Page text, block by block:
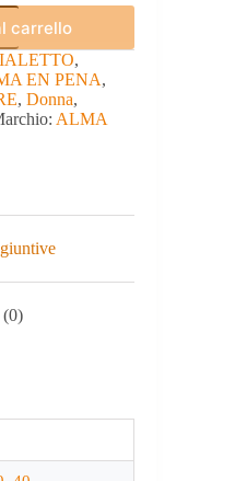
carrello
,
EN PENA,
, Donna,
ALMA
(0)